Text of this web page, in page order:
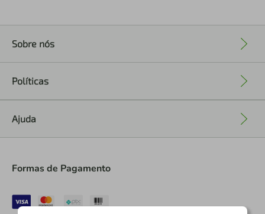
Sobre nós
Políticas
Ajuda
Formas de Pagamento